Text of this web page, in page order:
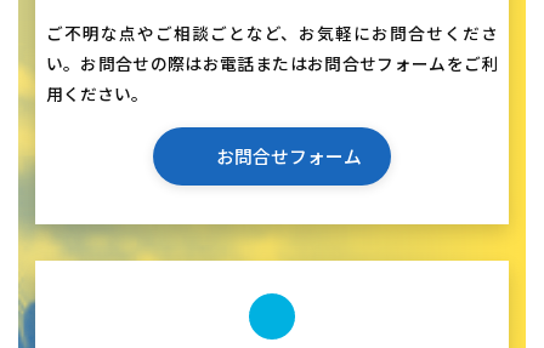
ご不明な点やご相談ごとなど、お気軽にお問合せくださ
い。お問合せの際はお電話またはお問合せフォームをご利
用ください。
お問合せフォーム